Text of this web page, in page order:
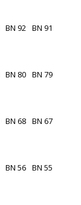
BN 92 BN 91
BN 80 BN 79
BN 68 BN 67
BN 56 BN 55